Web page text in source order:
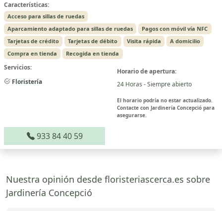
Características:
Acceso para sillas de ruedas
Aparcamiento adaptado para sillas de ruedas
Pagos con móvil vía NFC
Tarjetas de crédito
Tarjetas de débito Visita rápida
A domicilio
Compra en tienda
Recogida en tienda
Servicios:
Floristería
Horario de apertura:
24 Horas - Siempre abierto
El horario podría no estar actualizado.
Contacte con Jardinería Concepció para
asegurarse.
933 84 40 59
Nuestra opinión desde floristeriascerca.es sobre
Jardinería Concepció